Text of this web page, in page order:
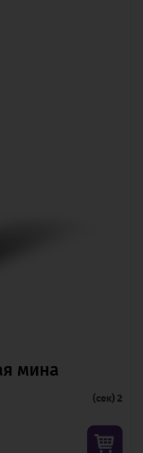
мина
(сек) 2